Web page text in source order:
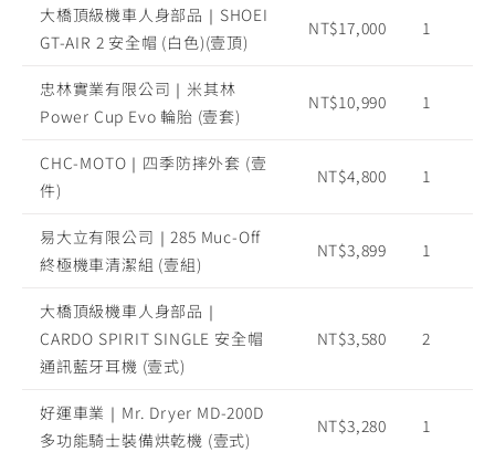
大橋頂級機車人身部品｜SHOEI
GT-AIR 2 安全帽 (白色)(壹頂)
NT$17,000 1
忠林實業有限公司｜米其林
Power Cup Evo 輪胎 (壹套)
NT$10,990 1
CHC-MOTO｜四季防摔外套 (壹
件)
NT$4,800 1
易大立有限公司｜285 Muc-Off
終極機車清潔組 (壹組)
NT$3,899 1
大橋頂級機車人身部品｜
CARDO SPIRIT SINGLE 安全帽
通訊藍牙耳機 (壹式)
NT$3,580 2
好運車業｜Mr. Dryer MD-200D
多功能騎士裝備烘乾機 (壹式)
NT$3,280 1